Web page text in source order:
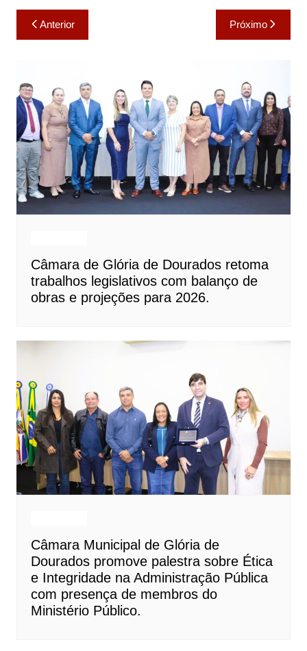
Navegação
de
Anterior Próximo
Câmara de Glória de Dourados retoma
trabalhos legislativos com balanço de
obras e projeções para 2026.
Câmara Municipal de Glória de
Dourados promove palestra sobre Ética
e Integridade na Administração Pública
com presença de membros do
Ministério Público.